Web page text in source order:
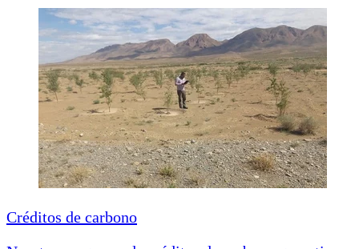
Créditos de carbono